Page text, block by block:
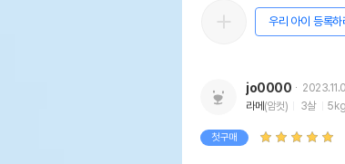
우리 아이 등록하
jo0000
라메(암컷) 3살 5kg
첫구매